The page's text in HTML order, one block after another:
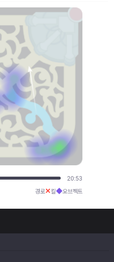
23:00
경로✕킬◆오브젝트